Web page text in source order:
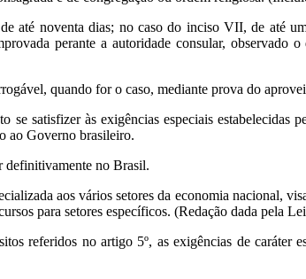
até noventa dias; no caso do inciso VII, de até
perante a autoridade consular, observado
quando for o caso, mediante prova do
satisfizer às exigências especiais estabelecidas
ao Governo brasileiro.
definitivamente no Brasil.
aos vários setores da economia nacional,
para setores específicos. (Redação dada pela
referidos no artigo 5º, as exigências de caráter